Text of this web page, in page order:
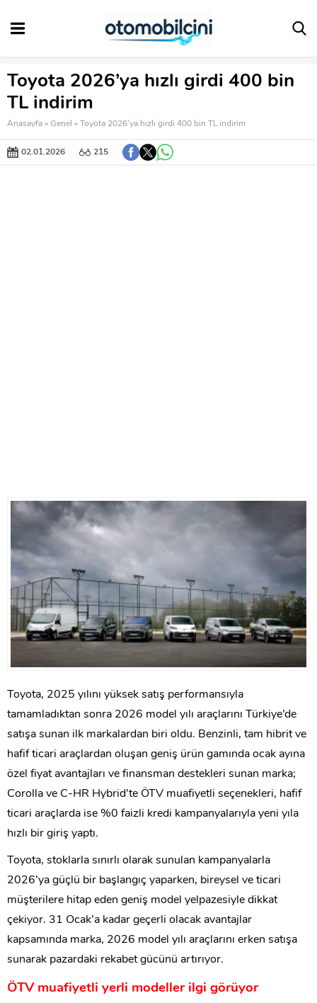
Toyota 2026’ya hızlı girdi 400 bin
TL indirim
Anasayfa » Genel » Toyota 2026’ya hızlı girdi 400 bin TL indirim
02.01.2026 215
Toyota, 2025 yılını yüksek satış performansıyla
tamamladıktan sonra 2026 model yılı araçlarını Türkiye’de
satışa sunan ilk markalardan biri oldu. Benzinli, tam hibrit ve
hafif ticari araçlardan oluşan geniş ürün gamında ocak ayına
özel fiyat avantajları ve finansman destekleri sunan marka;
Corolla ve C-HR Hybrid’te ÖTV muafiyetli seçenekleri, hafif
ticari araçlarda ise %0 faizli kredi kampanyalarıyla yeni yıla
hızlı bir giriş yaptı.
Toyota, stoklarla sınırlı olarak sunulan kampanyalarla
2026’ya güçlü bir başlangıç yaparken, bireysel ve ticari
müşterilere hitap eden geniş model yelpazesiyle dikkat
çekiyor. 31 Ocak’a kadar geçerli olacak avantajlar
kapsamında marka, 2026 model yılı araçlarını erken satışa
sunarak pazardaki rekabet gücünü artırıyor.
ÖTV muafiyetli yerli modeller ilgi görüyor